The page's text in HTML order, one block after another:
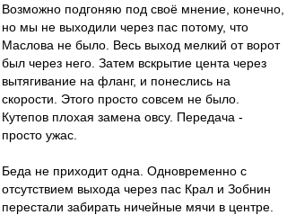
Возможно подгоняю под своё мнение, конечно,
но мы не выходили через пас потому, что
Маслова не было. Весь выход мелкий от ворот
был через него. Затем вскрытие цента через
вытягивание на фланг, и понеслись на
скорости. Этого просто совсем не было.
Кутепов плохая замена овсу. Передача -
просто ужас.
Беда не приходит одна. Одновременно с
отсутствием выхода через пас Крал и Зобнин
перестали забирать ничейные мячи в центре.